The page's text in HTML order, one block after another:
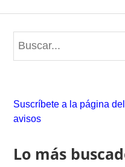
Suscríbete a la página
avisos
Lo más